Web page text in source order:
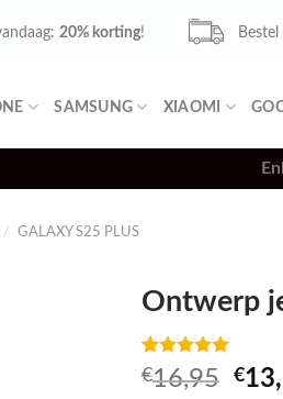
20% korting!
SAMSUNG XIAOMI
/ GALAXY S25 PLUS
Ontwerp
Waardering
5.00op 5
2
€16,95 €